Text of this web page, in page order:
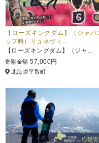
【ローズキングダム】（ジャパ
ップ時）リュネヴィ…
【ローズキングダム】（ジャ…
寄附金額 57,000円
北海道平取町